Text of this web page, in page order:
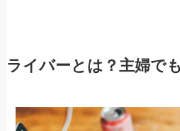
ライバーとは？主婦で